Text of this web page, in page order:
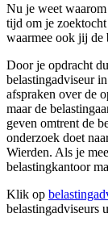
Nu je weet
tijd om je
waarmee ook jij de
Door je opdracht
belastingadviseur
afspraken over de
maar de
geven omtrent de
onderzoek doet
Wierden. Als je
belastingkantoor
Klik op
belastingadviseurs